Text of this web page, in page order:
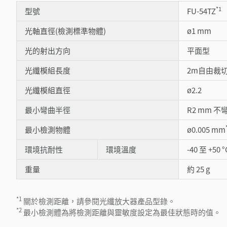
型號 FU-54TZ*1
光軸直徑(檢測標準物體)
ø1 mm
光的射出方向
平面型
光纖模組長度
2m自由裁
光纖模組直徑
ø2.2
最小彎曲半徑
R2 mm 不
最小檢測物體
ø0.005 mm
環境抗耐性 環境溫度
-40 至 +50
重量
約 25 g
*1 關於檢測距離，請參閱光纖放大器產品型錄。
*2 最小檢測體為將檢測距離與靈敏度設定為最佳狀態時的值。